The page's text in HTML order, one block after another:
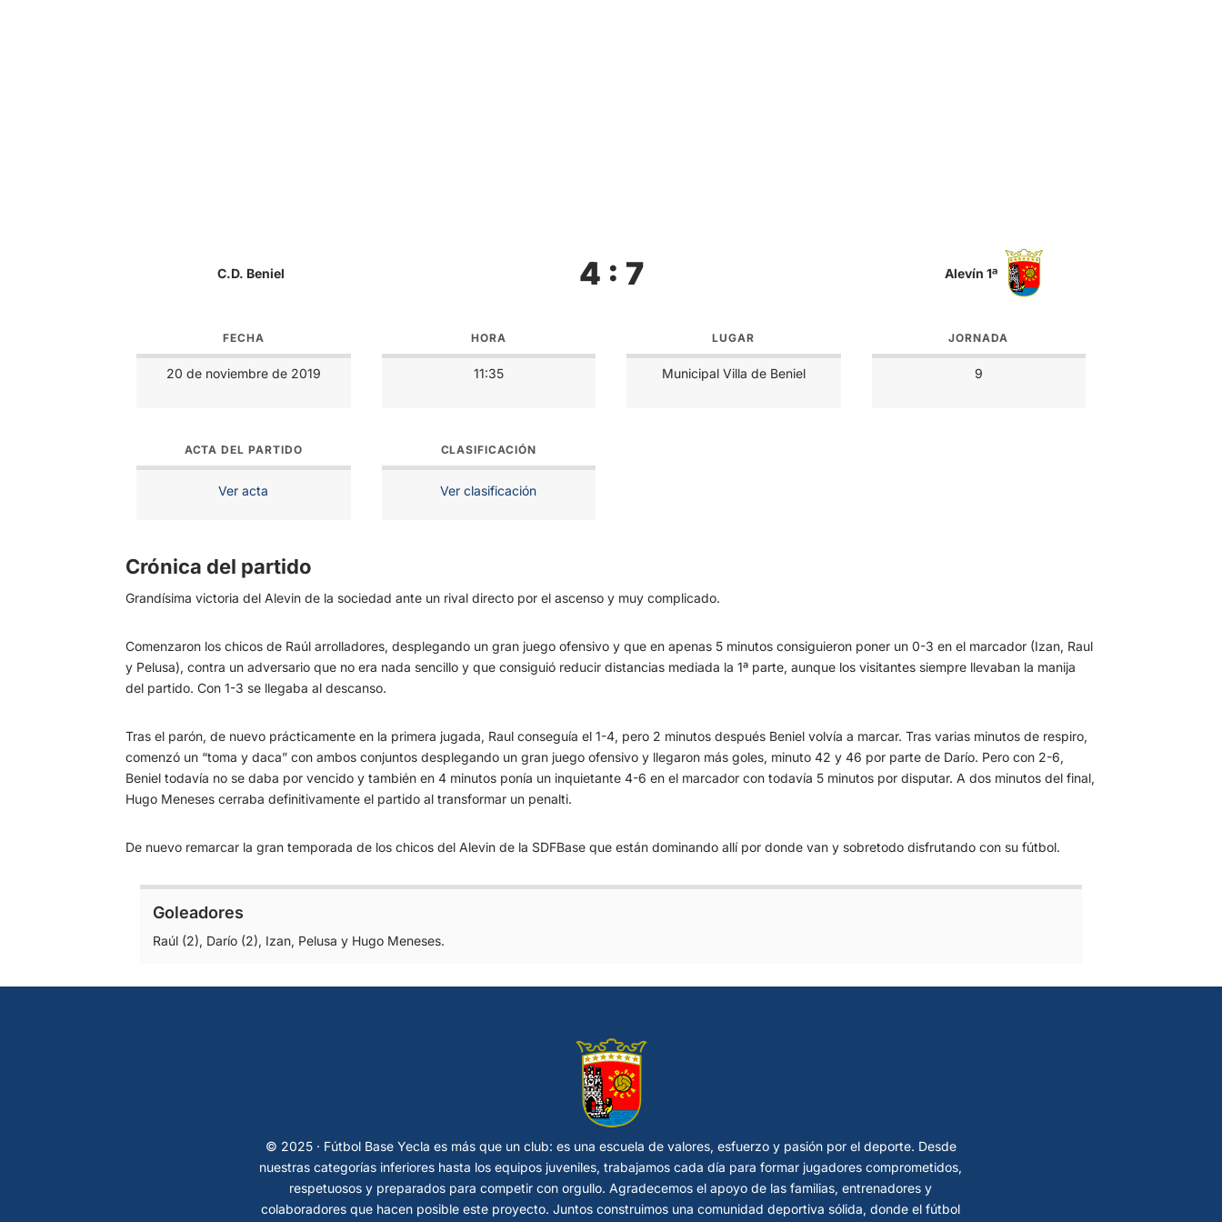
C.D. Beniel 4 : 7 Alevín 1ª
FECHA
20 de noviembre de 2019
HORA
11:35
LUGAR
Municipal Villa de Beniel
JORNADA
9
ACTA DEL PARTIDO
Ver acta
CLASIFICACIÓN
Ver clasificación
Crónica del partido
Grandísima victoria del Alevin de la sociedad ante un rival directo por el ascenso y muy complicado.
Comenzaron los chicos de Raúl arrolladores, desplegando un gran juego ofensivo y que en apenas 5 minutos consiguieron poner un 0-3 en el marcador (Izan, Raul
y Pelusa), contra un adversario que no era nada sencillo y que consiguió reducir distancias mediada la 1ª parte, aunque los visitantes siempre llevaban la manija
del partido. Con 1-3 se llegaba al descanso.
Tras el parón, de nuevo prácticamente en la primera jugada, Raul conseguía el 1-4, pero 2 minutos después Beniel volvía a marcar. Tras varias minutos de respiro,
comenzó un “toma y daca” con ambos conjuntos desplegando un gran juego ofensivo y llegaron más goles, minuto 42 y 46 por parte de Darío. Pero con 2-6,
Beniel todavía no se daba por vencido y también en 4 minutos ponía un inquietante 4-6 en el marcador con todavía 5 minutos por disputar. A dos minutos del final,
Hugo Meneses cerraba definitivamente el partido al transformar un penalti.
De nuevo remarcar la gran temporada de los chicos del Alevin de la SDFBase que están dominando allí por donde van y sobretodo disfrutando con su fútbol.
Goleadores
Raúl (2), Darío (2), Izan, Pelusa y Hugo Meneses.
© 2025 · Fútbol Base Yecla es más que un club: es una escuela de valores, esfuerzo y pasión por el deporte. Desde
nuestras categorías inferiores hasta los equipos juveniles, trabajamos cada día para formar jugadores comprometidos,
respetuosos y preparados para competir con orgullo. Agradecemos el apoyo de las familias, entrenadores y
colaboradores que hacen posible este proyecto. Juntos construimos una comunidad deportiva sólida, donde el fútbol